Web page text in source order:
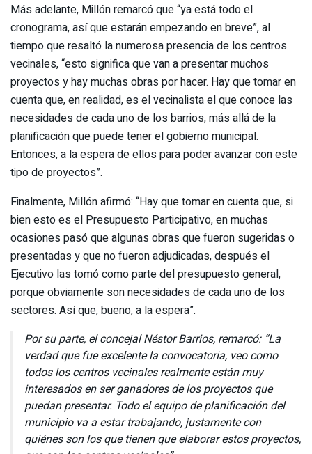
Más adelante, Millón remarcó que “ya está todo el
cronograma, así que estarán empezando en breve”, al
tiempo que resaltó la numerosa presencia de los centros
vecinales, “esto significa que van a presentar muchos
proyectos y hay muchas obras por hacer. Hay que tomar en
cuenta que, en realidad, es el vecinalista el que conoce las
necesidades de cada uno de los barrios, más allá de la
planificación que puede tener el gobierno municipal.
Entonces, a la espera de ellos para poder avanzar con este
tipo de proyectos”.
Finalmente, Millón afirmó: “Hay que tomar en cuenta que, si
bien esto es el Presupuesto Participativo, en muchas
ocasiones pasó que algunas obras que fueron sugeridas o
presentadas y que no fueron adjudicadas, después el
Ejecutivo las tomó como parte del presupuesto general,
porque obviamente son necesidades de cada uno de los
sectores. Así que, bueno, a la espera”.
Por su parte, el concejal Néstor Barrios, remarcó: “La
verdad que fue excelente la convocatoria, veo como
todos los centros vecinales realmente están muy
interesados en ser ganadores de los proyectos que
puedan presentar. Todo el equipo de planificación del
municipio va a estar trabajando, justamente con
quiénes son los que tienen que elaborar estos proyectos,